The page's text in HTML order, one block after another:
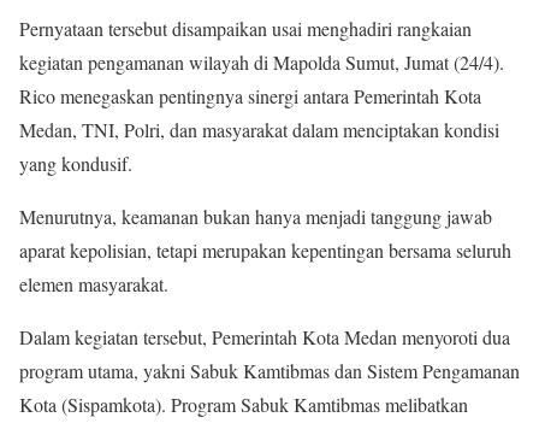
Pernyataan tersebut disampaikan usai menghadiri rangkaian
kegiatan pengamanan wilayah di Mapolda Sumut, Jumat (24/4).
Rico menegaskan pentingnya sinergi antara Pemerintah Kota
Medan, TNI, Polri, dan masyarakat dalam menciptakan kondisi
yang kondusif.
Menurutnya, keamanan bukan hanya menjadi tanggung jawab
aparat kepolisian, tetapi merupakan kepentingan bersama seluruh
elemen masyarakat.
Dalam kegiatan tersebut, Pemerintah Kota Medan menyoroti dua
program utama, yakni Sabuk Kamtibmas dan Sistem Pengamanan
Kota (Sispamkota). Program Sabuk Kamtibmas melibatkan